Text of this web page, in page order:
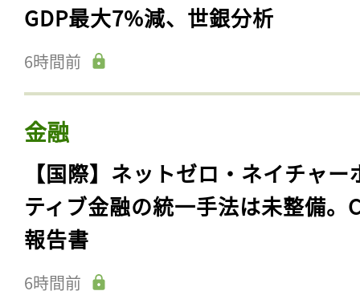
GDP最大7%減、世銀分析
6時間前
金融
【国際】ネットゼロ・ネイチャー
ティブ金融の統一手法は未整備。
報告書
6時間前